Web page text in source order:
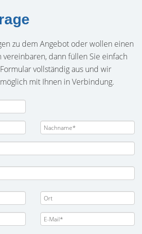
zu dem Angebot oder wollen einen
vereinbaren, dann füllen Sie einfach
vollständig aus und wir
mit Ihnen in Verbindung.